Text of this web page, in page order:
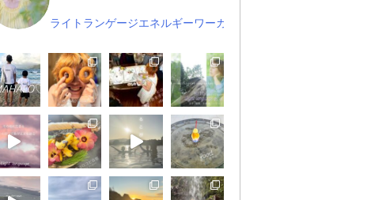
ライトランゲージエネルギーワーカー